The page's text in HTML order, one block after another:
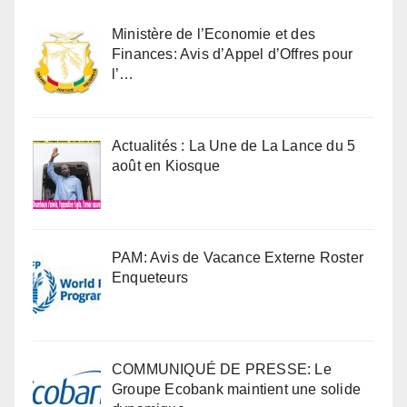
Ministère de l’Economie et des
Finances: Avis d’Appel d’Offres pour
l’…
Actualités : La Une de La Lance du 5
août en Kiosque
PAM: Avis de Vacance Externe Roster
Enqueteurs
COMMUNIQUÉ DE PRESSE: Le
Groupe Ecobank maintient une solide